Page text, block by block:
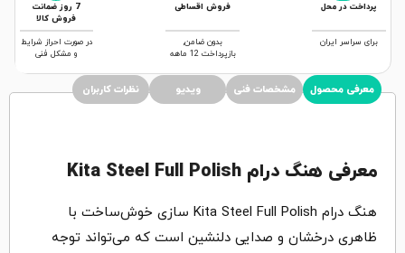
پرداخت در محل
برای سراسر ایران
فروش اقساطی
بدون ضامن,
بازپرداخت 12 ماهه
7 روز ضمانت
فروش کالا
در صورت احراز شرایط
و مشکل فنی
معرفی محصول مشخصات فنی ویدیو نظرات کاربران
معرفی هنگ درام Kita Steel Full Polish
هنگ درام Kita Steel Full Polish سازی خوش‌ساخت با
ظاهری درخشان و صدایی دلنشین است که می‌تواند توجه